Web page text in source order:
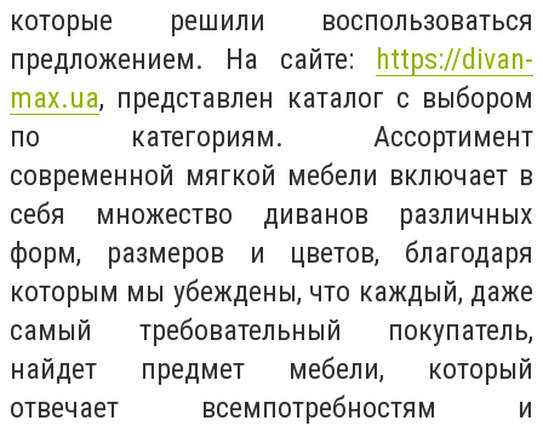
которые решили воспользоваться
предложением. На сайте: https://divan-
max.ua, представлен каталог с выбором
по категориям. Ассортимент
современной мягкой мебели включает в
себя множество диванов различных
форм, размеров и цветов, благодаря
которым мы убеждены, что каждый, даже
самый требовательный покупатель,
найдет предмет мебели, который
отвечает всемпотребностям и